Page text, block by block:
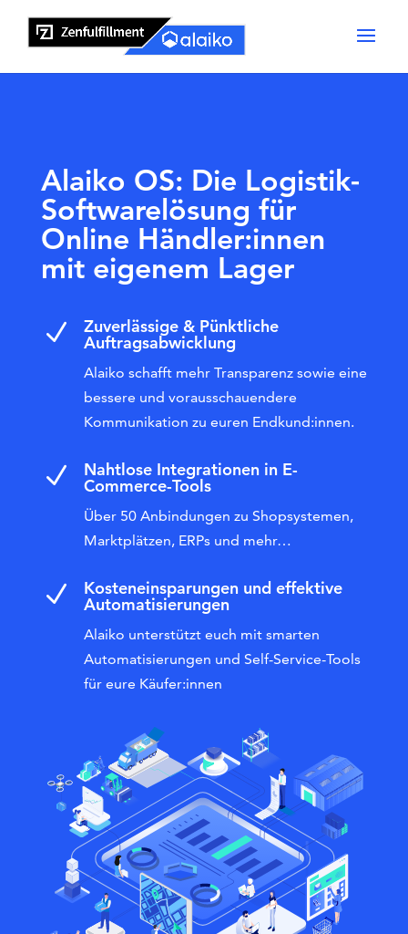
Alaiko OS: Die Logistik-
Softwarelösung für
Online Händler:innen
mit eigenem Lager
N Zuverlässige & Pünktliche
Auftragsabwicklung
Alaiko schafft mehr Transparenz sowie eine
bessere und vorausschauendere
Kommunikation zu euren Endkund:innen.
N Nahtlose Integrationen in E-
Commerce-Tools
Über 50 Anbindungen zu Shopsystemen,
Marktplätzen, ERPs und mehr…
N Kosteneinsparungen und effektive
Automatisierungen
Alaiko unterstützt euch mit smarten
Automatisierungen und Self-Service-Tools
für eure Käufer:innen